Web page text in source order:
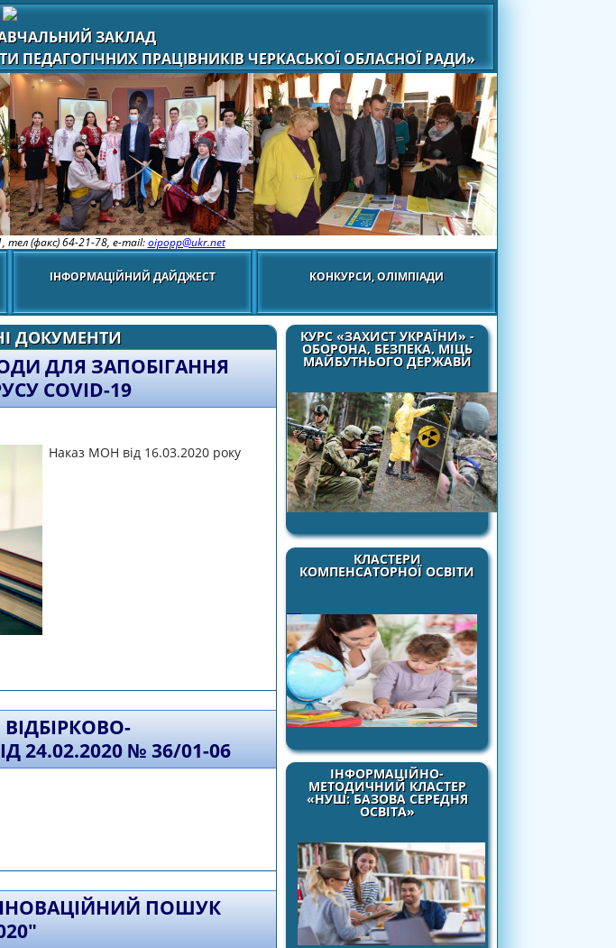
ЗАКЛАД
ПЕДАГОГІЧНИХ ПРАЦІВНИКІВ ЧЕРКАСЬКОЇ ОБЛАСНОЇ РАДИ»
тел (факс) 64-21-78, e-mail:oipopp@ukr.net
ІНФОРМАЦІЙНИЙ ДАЙДЖЕСТ КОНКУРСИ, ОЛІМПІАДИ
КУРС «ЗАХИСТ УКРАЇНИ» -
ОБОРОНА, БЕЗПЕКА, МІЦЬ
МАЙБУТНЬОГО ДЕРЖАВИ
КЛАСТЕРИ
КОМПЕНСАТОРНОЇ ОСВІТИ
ІНФОРМАЦІЙНО-
МЕТОДИЧНИЙ КЛАСТЕР
«НУШ: БАЗОВА СЕРЕДНЯ
ОСВІТА»
ДОКУМЕНТИ
ДЛЯ ЗАПОБІГАННЯ
COVID-19
Наказ МОН від 16.03.2020 року
ЗАХОДИ ДЛЯ ЗАПОБІГАННЯ ПОШИРЕННЮ КОРОНАВРУСУ COVID-19
24.02.2020 № 36/01-06
відбірково-тренувальних зборів від 24.02.2020 № 36/01-06
ПОШУК